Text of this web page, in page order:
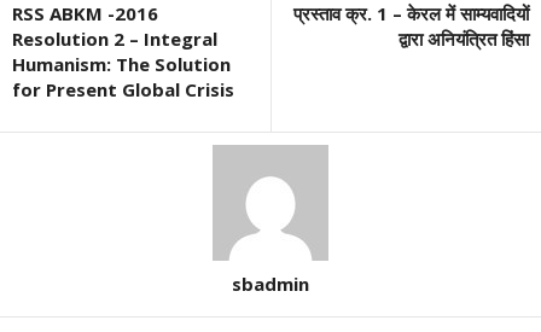
RSS ABKM -2016
Resolution 2 – Integral
Humanism: The Solution
for Present Global Crisis
प्रस्ताव क्र. 1 – केरल में साम्यवादियों
द्वारा अनियंत्रित हिंसा
sbadmin